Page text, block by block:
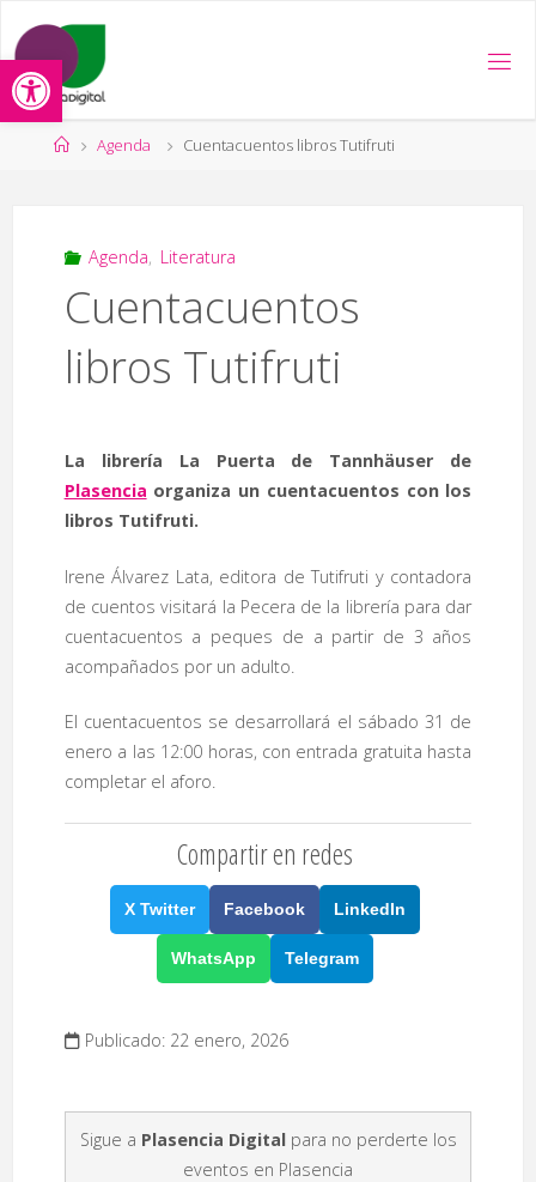
Abrir barra de herramientas
contenido
PáginaAgenda Cuentacuentos libros Tutifruti
Agenda, Literatura
Cuentacuentos
libros Tutifruti
La librería La Puerta de Tannhäuser de
Plasencia organiza un cuentacuentos con los
libros Tutifruti.
Irene Álvarez Lata, editora de Tutifruti y contadora
de cuentos visitará la Pecera de la librería para dar
cuentacuentos a peques de a partir de 3 años
acompañados por un adulto.
El cuentacuentos se desarrollará el sábado 31 de
enero a las 12:00 horas, con entrada gratuita hasta
completar el aforo.
Compartir en redes
X Twitter Facebook LinkedIn
WhatsApp Telegram
Publicado: 22 enero, 2026
Sigue a Plasencia Digitalpara no perderte los
eventos en Plasencia